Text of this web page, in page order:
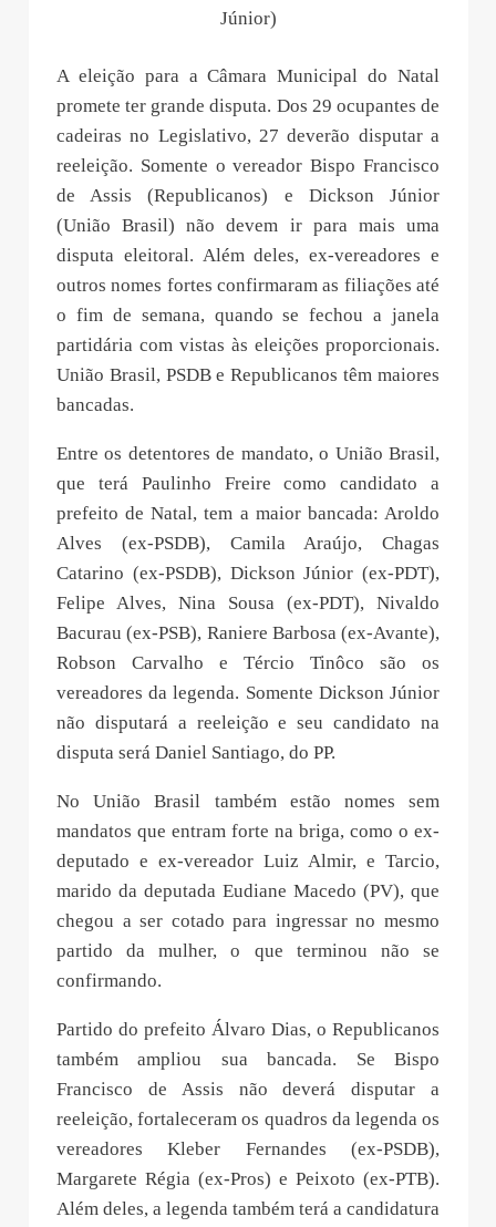
Júnior)
A eleição para a Câmara Municipal do Natal
promete ter grande disputa. Dos 29 ocupantes de
cadeiras no Legislativo, 27 deverão disputar a
reeleição. Somente o vereador Bispo Francisco
de Assis (Republicanos) e Dickson Júnior
(União Brasil) não devem ir para mais uma
disputa eleitoral. Além deles, ex-vereadores e
outros nomes fortes confirmaram as filiações até
o fim de semana, quando se fechou a janela
partidária com vistas às eleições proporcionais.
União Brasil, PSDB e Republicanos têm maiores
bancadas.
Entre os detentores de mandato, o União Brasil,
que terá Paulinho Freire como candidato a
prefeito de Natal, tem a maior bancada: Aroldo
Alves (ex-PSDB), Camila Araújo, Chagas
Catarino (ex-PSDB), Dickson Júnior (ex-PDT),
Felipe Alves, Nina Sousa (ex-PDT), Nivaldo
Bacurau (ex-PSB), Raniere Barbosa (ex-Avante),
Robson Carvalho e Tércio Tinôco são os
vereadores da legenda. Somente Dickson Júnior
não disputará a reeleição e seu candidato na
disputa será Daniel Santiago, do PP.
No União Brasil também estão nomes sem
mandatos que entram forte na briga, como o ex-
deputado e ex-vereador Luiz Almir, e Tarcio,
marido da deputada Eudiane Macedo (PV), que
chegou a ser cotado para ingressar no mesmo
partido da mulher, o que terminou não se
confirmando.
Partido do prefeito Álvaro Dias, o Republicanos
também ampliou sua bancada. Se Bispo
Francisco de Assis não deverá disputar a
reeleição, fortaleceram os quadros da legenda os
vereadores Kleber Fernandes (ex-PSDB),
Margarete Régia (ex-Pros) e Peixoto (ex-PTB).
Além deles, a legenda também terá a candidatura